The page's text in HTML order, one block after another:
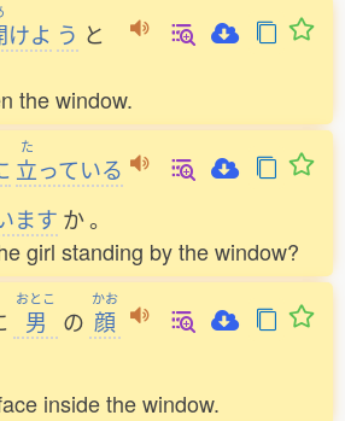
けよ う と
the window.
た
立っている
ます か。
girl standing by the window?
おとこ
男 の
かお
顔
inside the window.